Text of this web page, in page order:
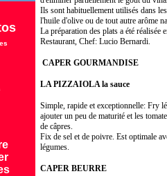
Ils sont habituellement utilisés dans
l'huile d'olive ou de tout autre arôme
La préparation des plats a été
Restaurant, Chef: Lucio Bernardi.
CAPER GOURMANDISE
LA PIZZAIOLA la sauce
Simple, rapide et exceptionnelle: Fry
ajouter un peu de maturité et les
de câpres.
Fix de sel et de poivre. Est optimale
légumes.
CAPER BEURRE